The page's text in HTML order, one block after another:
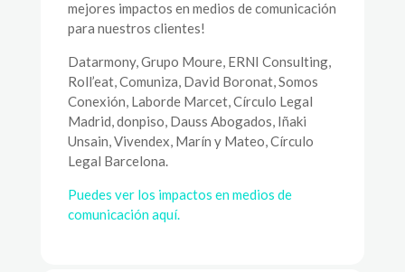
mejores impactos en medios de comunicación
para nuestros clientes!
Datarmony, Grupo Moure, ERNI Consulting,
Roll’eat, Comuniza, David Boronat, Somos
Conexión, Laborde Marcet, Círculo Legal
Madrid, donpiso, Dauss Abogados, Iñaki
Unsain, Vivendex, Marín y Mateo, Círculo
Legal Barcelona.
Puedes ver los impactos en medios de
comunicación aquí.